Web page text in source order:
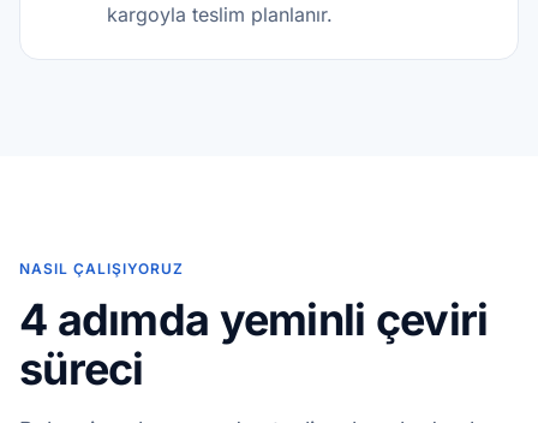
kargoyla teslim planlanır.
NASIL ÇALIŞIYORUZ
4 adımda yeminli çeviri
süreci